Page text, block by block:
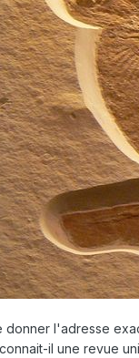
donner l'adresse
il une revue